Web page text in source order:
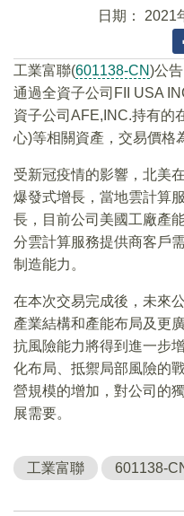
日期： 2021
工業富聯(601138-CN)公
通過全資子公司FII USA
資子公司AFE,INC.持有的
心)等相關資產，交易價格
受新冠疫情的影響，北美
爆發式增長，當地雲計算
長，目前公司美國工廠產
分雲計算服務提供商客戶
制造能力。
在本次交易完成後，未來
產業結構和產能布局及更
抗風險能力將得到進一步
化布局、抵禦局部風險的
營規模的增加，對公司的
展需要。
工業富聯 601138-